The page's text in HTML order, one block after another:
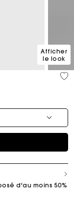
Afficher
le look
d'au moins 50%